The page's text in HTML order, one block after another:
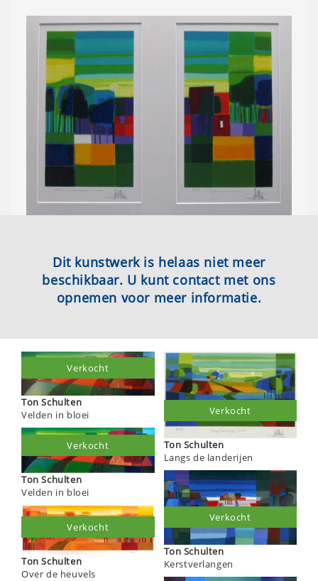
Dit kunstwerk is helaas niet meer
beschikbaar. U kunt contact met ons
opnemen voor meer informatie.
Ton Schulten
Velden in bloei
Verkocht
Ton Schulten
Velden in bloei
Verkocht
Ton Schulten
Over de heuvels
Verkocht
Ton Schulten
Langs de landerijen
Verkocht
Ton Schulten
Kerstverlangen
Verkocht